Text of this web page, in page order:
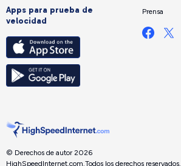
Apps para prueba de
velocidad
Prensa
© Derechos de autor 2026
HighSpeedInternet.com.Todos los derechos reservados.